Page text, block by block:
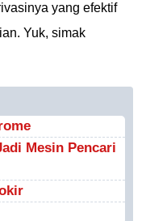
yang efektif
Yuk, simak
Mesin Pencari